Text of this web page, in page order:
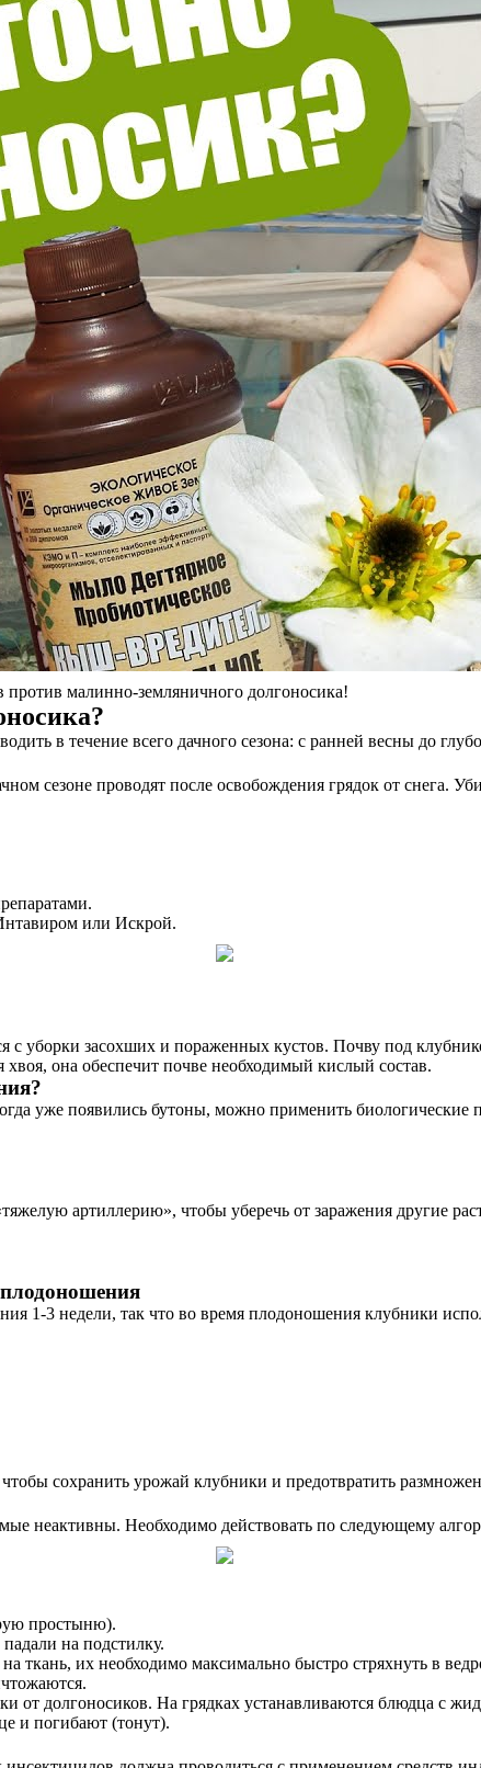
против малинно-земляничного долгоносика!
в течение всего дачного сезона: с ранней весны до
сезоне проводят после освобождения грядок от снега.
или Искрой.
с уборки засохших и пораженных кустов. Почву под
хвоя, она обеспечит почве необходимый кислый состав.
уже появились бутоны, можно применить биологические
артиллерию», чтобы уберечь от заражения другие
1-3 недели, так что во время плодоношения клубники
сохранить урожай клубники и предотвратить
неактивны. Необходимо действовать по следующему
простыню).
на подстилку.
ткань, их необходимо максимально быстро стряхнуть в
от долгоносиков. На грядках устанавливаются блюдца с
и погибают (тонут).